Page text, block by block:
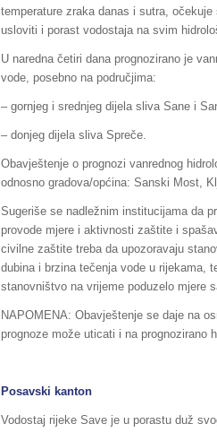
temperature zraka danas i sutra,
usloviti i porast vodostaja na svim
U naredna četiri dana prognozirano je
vode, posebno na područjima:
– gornjeg i srednjeg dijela sliva Sane i
– donjeg dijela sliva Spreče.
Obavještenje o prognozi vanrednog
odnosno gradova/općina: Sanski Most,
Sugeriše se nadležnim institucijama da
provode mjere i aktivnosti zaštite i
civilne zaštite treba da upozoravaju
dubina i brzina tečenja vode u rijekama,
stanovništvo na vrijeme poduzelo mjere
NAPOMENA: Obavještenje se daje na
prognoze može uticati i na prognozirano
Posavski kanton
Vodostaj rijeke Save je u porastu duž